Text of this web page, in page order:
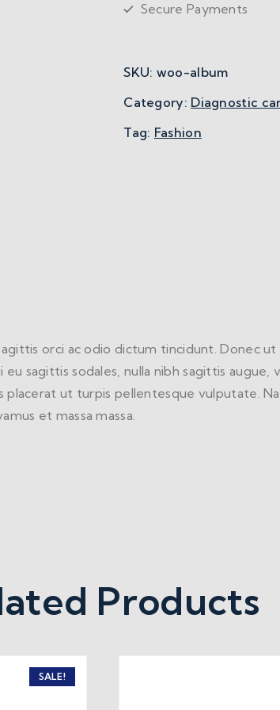
Secure Payments
SKU: woo-album
Category: Diagnostic
Tag: Fashion
orci ac odio dictum tincidunt. Donec
sagittis sodales, nulla nibh sagittis
ut turpis pellentesque vulputate.
et massa massa.
Products
SALE!